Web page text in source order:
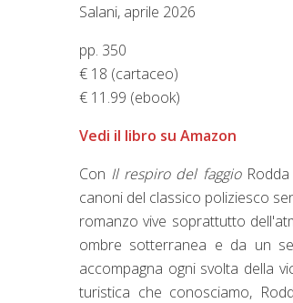
Salani, aprile 2026
pp. 350
€ 18 (cartaceo)
€ 11.99 (ebook)
Vedi il libro su Amazon
Con Il respiro del faggioRodda
canoni del classico poliziesco
romanzo vive soprattutto
ombre sotterranea e da un
accompagna ogni svolta della
turistica che conosciamo,